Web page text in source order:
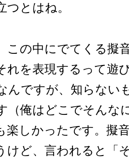
つとはね。
この中にでてくる擬
れを表現するって遊
んですが、知らない
（俺はどこでそんな
楽しかったです。擬
けど、言われると「